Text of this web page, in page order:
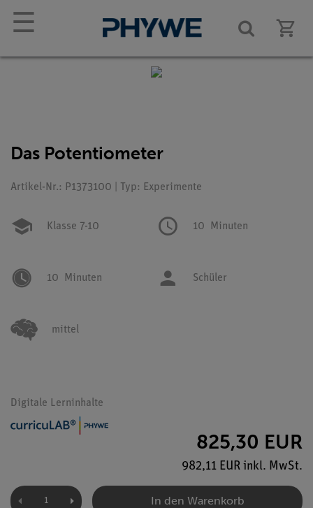
☰
Das Potentiometer
Artikel-Nr.: P1373100 | Typ: Experimente
Klasse 7-10 10 Minuten
10 Minuten Schüler
mittel
Digitale Lerninhalte
825,30 EUR
982,11 EUR inkl. MwSt.
In den Warenkorb